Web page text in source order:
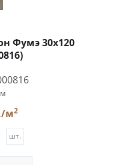
Фумэ 30x120
м2
шт.